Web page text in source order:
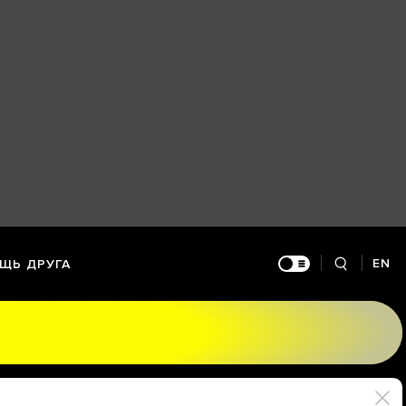
ДРУГА EN